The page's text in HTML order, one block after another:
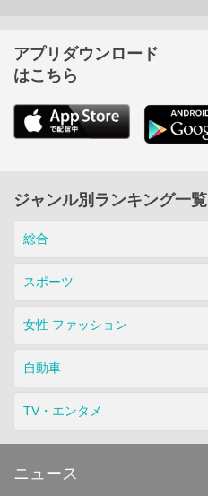
アプリダウンロード
はこちら
ジャンル別ランキング一覧
総合
スポーツ
女性 ファッション
自動車
TV・エンタメ
ニュース